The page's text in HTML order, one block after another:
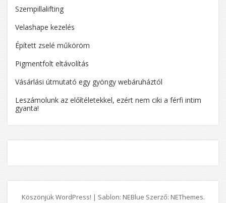
Szempillalifting
Velashape kezelés
Épített zselé műköröm
Pigmentfolt eltávolítás
Vásárlási útmutató egy gyöngy webáruháztól
Leszámolunk az előítéletekkel, ezért nem ciki a férfi intim
gyanta!
Köszönjük WordPress! | Sablon: NEBlue Szerző: NEThemes.